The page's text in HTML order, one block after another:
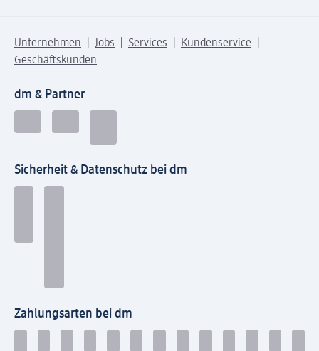
Unternehmen Jobs Services
Kundenservice
Geschäftskunden
dm & Partner
Sicherheit & Datenschutz bei dm
Zahlungsarten bei dm